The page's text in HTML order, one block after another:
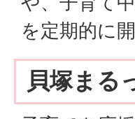
を定期的に
貝塚まる